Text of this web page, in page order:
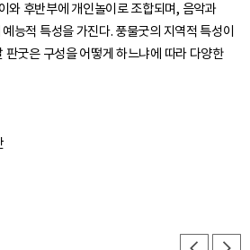
와 후반부에 개인놀이로 조합되며, 음악과
능적 특성을 가진다. 풍물굿의 지역적 특성이
판굿은 구성을 어떻게 하느냐에 따라 다양한